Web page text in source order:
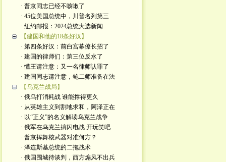
· 普京同志已经不咳嗽了
· 45位美国总统中，川普名列第三
· 纽约邮报：2024总统大选新闻
【建国和他的18条好汉】
· 第四条好汉：前白宫幕僚长招了
· 建国的律师们：第三位反水了
· 懂王请注意：又一名律师认罪了
· 建国同志请注意，鲍二师准备在法
【乌克兰战局】
· 俄乌打消耗战 谁能撑得更久
· 从英雄主义到割地求和，阿泽正在
· 以“正义”的名义解读乌克兰战争
· 俄军在乌克兰搞闪电战 开玩笑吧
· 普京挥舞核武器对准何方？
· 泽连斯基总统的二拖战术
· 俄国围城待谈判，西方煽风不出兵